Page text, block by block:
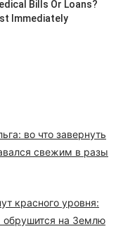
во что завернуть
свежим в разы
красного уровня:
обрушится на Землю